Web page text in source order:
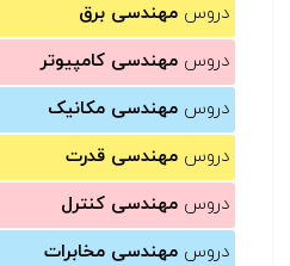
دروس مهندسی برق
دروس مهندسی کامپیوتر
دروس مهندسی مکانیک
دروس مهندسی قدرت
دروس مهندسی کنترل
دروس مهندسی مخابرات